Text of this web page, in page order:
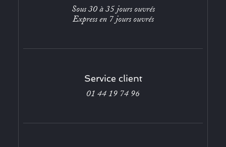
Sous 30 à 35 jours ouvrés
Express en 7 jours ouvrés
Service client
01 44 19 74 96